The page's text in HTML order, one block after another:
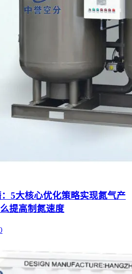
5大核心优化策略实现氮气产
提高制氮速度